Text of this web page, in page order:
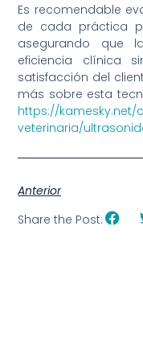
Es recomendable
de cada práctica
asegurando que
eficiencia clínica
satisfacción del
más sobre esta
https://
veterinaria/
Anterior
Share the Post: